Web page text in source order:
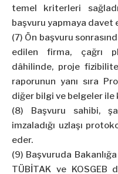
temel kriterleri
başvuru yapmaya davet
(7) Ön başvuru
edilen firma, çağrı
dâhilinde, proje
raporunun yanı sıra
diğer bilgi ve belgeler
(8) Başvuru sahibi,
imzaladığı uzlaşı
eder.
(9) Başvuruda
TÜBİTAK ve KOSGEB